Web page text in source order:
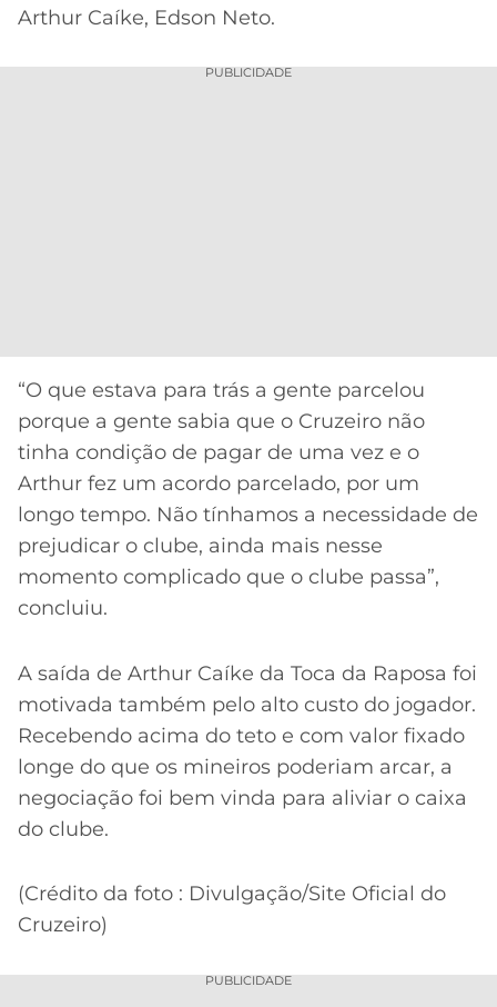
Arthur Caíke, Edson Neto.
PUBLICIDADE
“O que estava para trás a gente parcelou
porque a gente sabia que o Cruzeiro não
tinha condição de pagar de uma vez e o
Arthur fez um acordo parcelado, por um
longo tempo. Não tínhamos a necessidade de
prejudicar o clube, ainda mais nesse
momento complicado que o clube passa”,
concluiu.
A saída de Arthur Caíke da Toca da Raposa foi
motivada também pelo alto custo do jogador.
Recebendo acima do teto e com valor fixado
longe do que os mineiros poderiam arcar, a
negociação foi bem vinda para aliviar o caixa
do clube.
(Crédito da foto : Divulgação/Site Oficial do
Cruzeiro)
PUBLICIDADE